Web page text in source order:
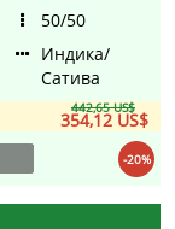
50/50
Индика/
Сатива
442,65 US$
354,12 US$
-20%